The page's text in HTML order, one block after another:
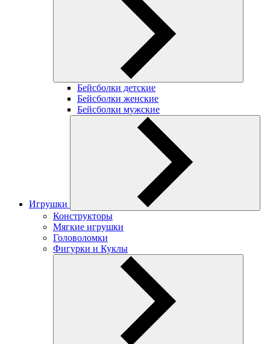
Бейсболки детские
Бейсболки женские
Бейсболки мужские
Игрушки
Конструкторы
Мягкие игрушки
Головоломки
Фигурки и Куклы